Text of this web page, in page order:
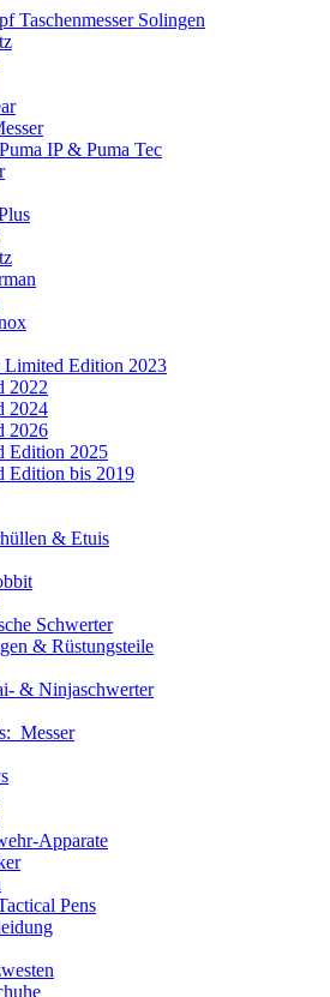
Taschenmesser Solingen
IP & Puma Tec
Limited Edition 2023
2022
2024
2026
Edition 2025
Edition bis 2019
& Etuis
Schwerter
& Rüstungsteile
& Ninjaschwerter
Messer
Apparate
Pens